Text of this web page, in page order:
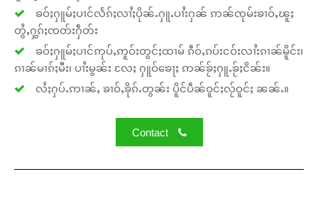
ၶဝ်ႈႁူမ်ႈပၢင်လႅၵ်ႈလၢႆႈပိုၼ်ႉႁူႉပၢႆးႁၼ် ဢၼ်ၸုမ်းၶၢဝ်ႇၽူႈ
တွႆႇႁွၵ်ႈၸတ်းႁဵတ်း
ၶဝ်ႈႁူမ်ႈပၢင်ဢုပ်ႇဢူဝ်းတွင်ႈထၢမ် ၵဵဝ်ႇၵပ်းငဝ်းလၢႆးၵၢၼ်မိူင်း၊
ၵၢၼ်မၢၵ်ႈမီး၊ ပၢႆးမွၼ်း လႄႈ ႁူဝ်ၶေႃႈ ဢၼ်ၶႂ်ႈႁူႉၶႂ်ႈငိၼ်း။
လႆႈႁပ်ႉဢၢၼ်ႇ ၶၢဝ်ႇၶိုၵ်ႉတွၼ်း ပိူင်ပဵၼ်ဝူင်ႈလႂ်ဝူင်ႈ ၼၼ်ႉ။
Contact